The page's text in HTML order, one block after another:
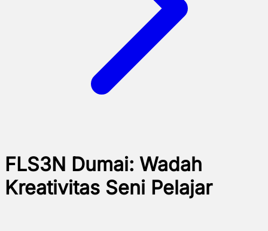
FLS3N Dumai: Wadah
Kreativitas Seni Pelajar